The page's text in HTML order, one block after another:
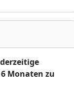
Monaten zu